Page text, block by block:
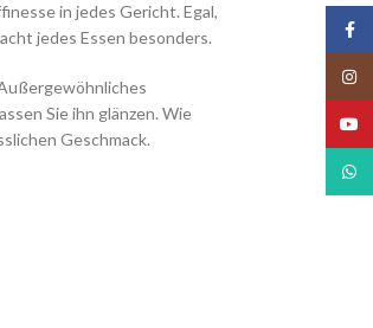
in jedes Gericht. Egal,
jedes Essen besonders.
Sie ihn glänzen. Wie
Geschmack.